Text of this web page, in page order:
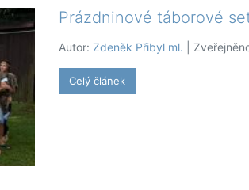
Prázdninové táborové
Autor: Zdeněk Přibyl ml. |
Celý článek